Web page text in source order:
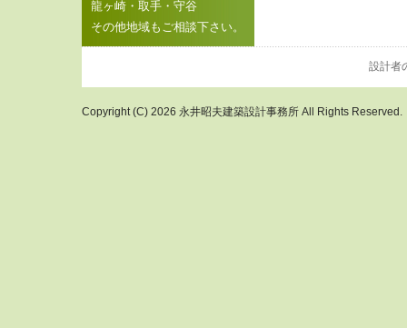
龍ヶ崎・取手・守谷
その他地域もご相談下さい。
設計者
Copyright (C) 2026 永井昭夫建築設計事務所 All Rights Reserved.